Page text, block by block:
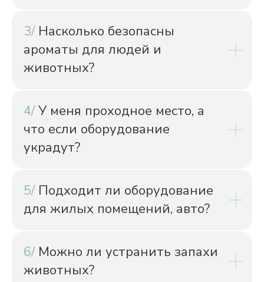
3/ Насколько безопасны
ароматы для людей и
животных?
4/У меня проходное место, а
что если оборудование
украдут?
5/ Подходит ли оборудование
для жилых помещений, авто?
6/ Можно ли устранить запахи
животных?